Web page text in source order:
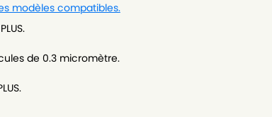
modèles compatibles.
de 0.3 micromètre.